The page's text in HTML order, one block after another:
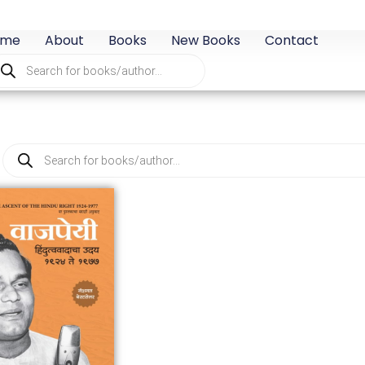
About Books New Books Contact
search